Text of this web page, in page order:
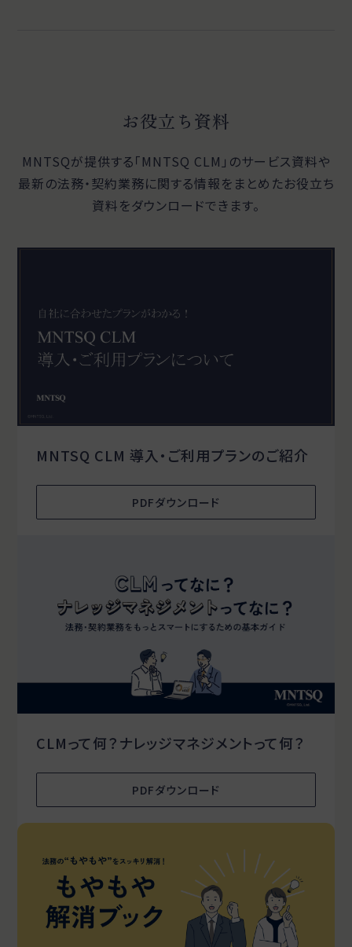
お役立ち資料
MNTSQが提供する「MNTSQ CLM」のサービス資料や
最新の法務・契約業務に関する情報をまとめたお役立ち
資料をダウンロードできます。
MNTSQ CLM 導入・ご利用プランのご紹介
PDFダウンロード
CLMって何？ナレッジマネジメントって何？
PDFダウンロード